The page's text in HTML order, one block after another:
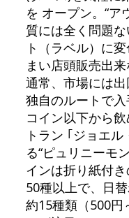
を オープン。“ア
質には全く問題
ト（ラベル）に
まい店頭販売出来
通常、市場には
独自のルートで
コイン以下から
トラン ｢ジョエ
る“ピュリニーモ
インは折り紙付
50種以上で、日
約15種類（500円